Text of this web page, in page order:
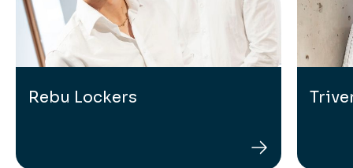
Rebu Lockers
Rebu Lockers